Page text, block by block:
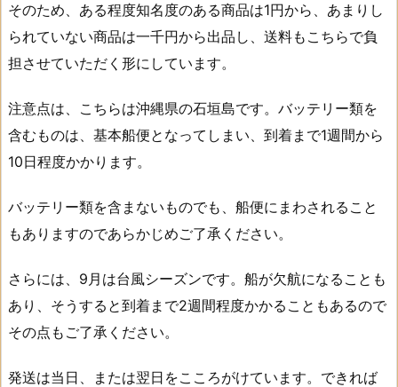
そのため、ある程度知名度のある商品は1円から、あまりし
られていない商品は一千円から出品し、送料もこちらで負
担させていただく形にしています。
注意点は、こちらは沖縄県の石垣島です。バッテリー類を
含むものは、基本船便となってしまい、到着まで1週間から
10日程度かかります。
バッテリー類を含まないものでも、船便にまわされること
もありますのであらかじめご了承ください。
さらには、9月は台風シーズンです。船が欠航になることも
あり、そうすると到着まで2週間程度かかることもあるので
その点もご了承ください。
発送は当日、または翌日をこころがけています。できれば